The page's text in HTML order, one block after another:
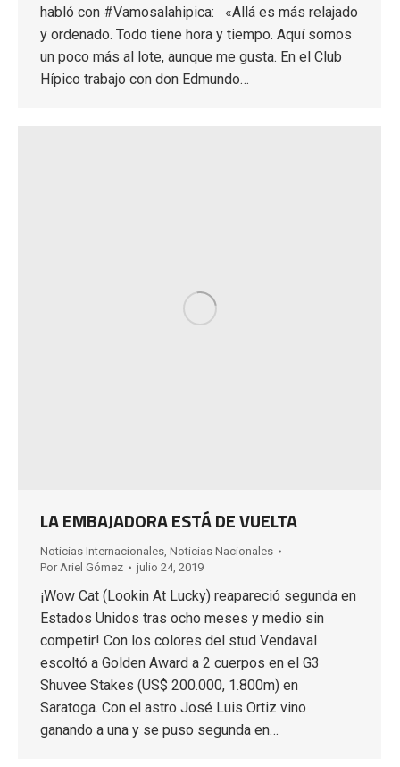
habló con #Vamosalahipica: «Allá es más relajado
y ordenado. Todo tiene hora y tiempo. Aquí somos
un poco más al lote, aunque me gusta. En el Club
Hípico trabajo con don Edmundo…
LA EMBAJADORA ESTÁ DE VUELTA
Noticias Internacionales, Noticias Nacionales
Por Ariel Gómez julio 24, 2019
¡Wow Cat (Lookin At Lucky) reapareció segunda en
Estados Unidos tras ocho meses y medio sin
competir! Con los colores del stud Vendaval
escoltó a Golden Award a 2 cuerpos en el G3
Shuvee Stakes (US$ 200.000, 1.800m) en
Saratoga. Con el astro José Luis Ortiz vino
ganando a una y se puso segunda en…